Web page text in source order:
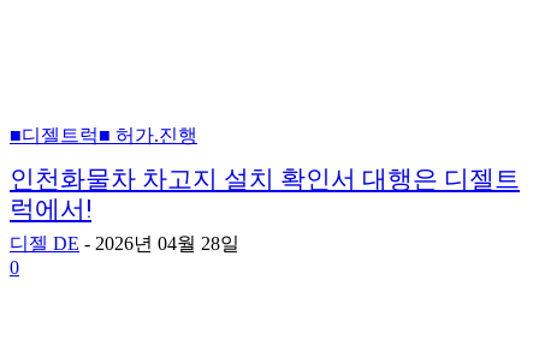
■디젤트럭■ 허가.진행
인천화물차 차고지 설치 확인서 대행은 디젤트
럭에서!
디젤 DE - 2026년 04월 28일
0